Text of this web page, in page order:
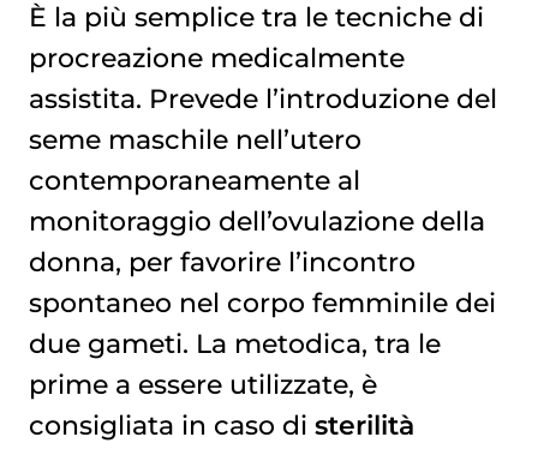
È la più semplice tra le tecniche di
procreazione medicalmente
assistita. Prevede l’introduzione del
seme maschile nell’utero
contemporaneamente al
monitoraggio dell’ovulazione della
donna, per favorire l’incontro
spontaneo nel corpo femminile dei
due gameti. La metodica, tra le
prime a essere utilizzate, è
consigliata in caso di sterilità